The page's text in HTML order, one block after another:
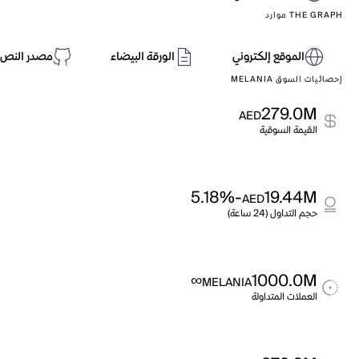
THE GRAPH موارد
الموقع إلكتروني الورقة البيضاء مصدر النص
إحصائيات السوق MELANIA
279.0M
AED
القيمة السوقية
19.44M
AED
-5.18%
حجم التداول (24 ساعة)
1000.0M
MELANIA
∞
العملات المتداولة